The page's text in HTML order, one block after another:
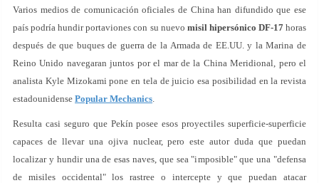
Varios medios de comunicación oficiales de China han difundido que ese
país podría hundir portaviones con su nuevo misil hipersónico DF-17horas
después de que buques de guerra de la Armada de EE.UU. y la Marina de
Reino Unido navegaran juntos por el mar de la China Meridional, pero el
analista Kyle Mizokami pone en tela de juicio esa posibilidad en la revista
estadounidense Popular Mechanics.
Resulta casi seguro que Pekín posee esos proyectiles superficie-superficie
capaces de llevar una ojiva nuclear, pero este autor duda que puedan
localizar y hundir una de esas naves, que sea "imposible" que una "defensa
de misiles occidental" los rastree o intercepte y que puedan atacar